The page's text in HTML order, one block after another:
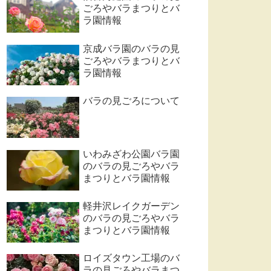
ごろやバラまつりとバ
ラ園情報
京成バラ園のバラの見
ごろやバラまつりとバ
ラ園情報
バラの見ごろについて
いわみざわ公園バラ園
のバラの見ごろやバラ
まつりとバラ園情報
軽井沢レイクガーデン
のバラの見ごろやバラ
まつりとバラ園情報
ロイズタウン工場のバ